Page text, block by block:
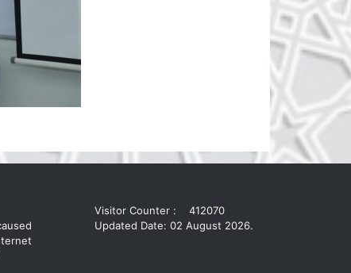
Visitor Counter :
412070
Updated Date: 02 August 2026.